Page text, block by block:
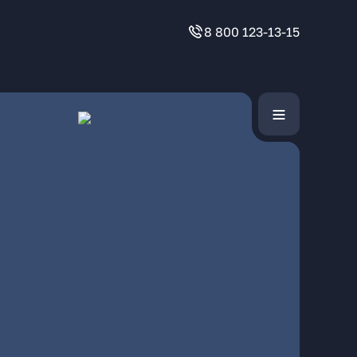
8 800 123-13-15